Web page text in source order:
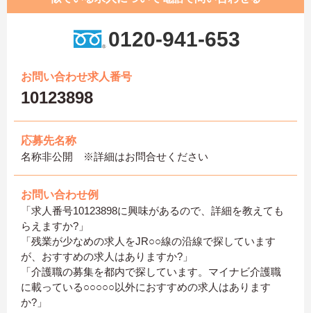
0120-941-653
お問い合わせ求人番号
10123898
応募先名称
名称非公開 ※詳細はお問合せください
お問い合わせ例
「求人番号10123898に興味があるので、詳細を教えても
らえますか?」
「残業が少なめの求人をJR○○線の沿線で探しています
が、おすすめの求人はありますか?」
「介護職の募集を都内で探しています。マイナビ介護職
に載っている○○○○○以外におすすめの求人はあります
か?」